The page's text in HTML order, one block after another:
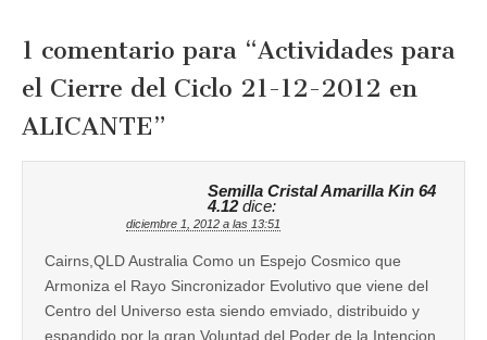
1 comentario para “Actividades para
el Cierre del Ciclo 21-12-2012 en
ALICANTE”
Semilla Cristal Amarilla Kin 64
4.12 dice:
diciembre 1, 2012 a las 13:51
Cairns,QLD Australia Como un Espejo Cosmico que
Armoniza el Rayo Sincronizador Evolutivo que viene del
Centro del Universo esta siendo emviado, distribuido y
espandido por la gran Voluntad del Poder de la Intencion